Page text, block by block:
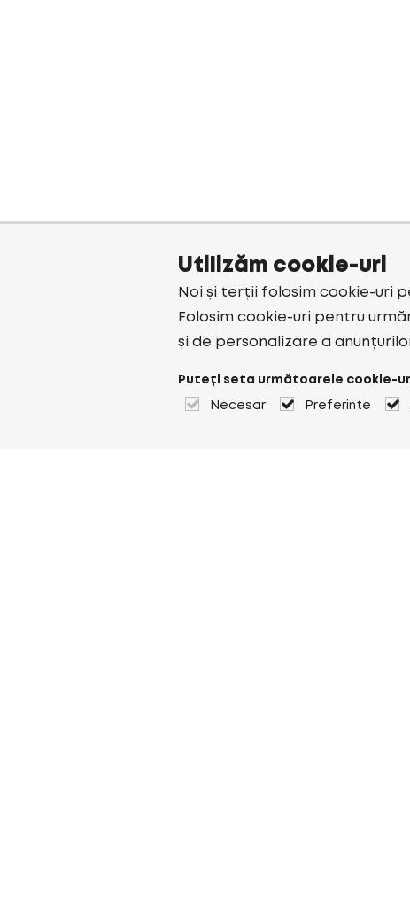
Utilizăm cookie-uri
Noi și terții folosim cookie-uri
Folosim cookie-uri pentru
și de personalizare a
Puteți seta următoarele cookie-
Necesar Preferințe